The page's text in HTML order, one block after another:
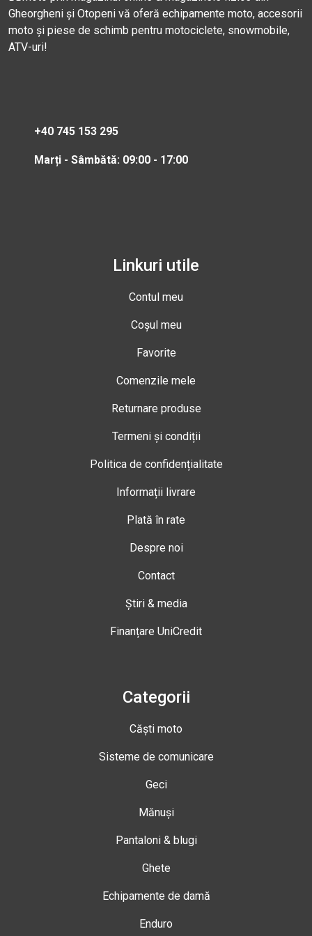
Gheorgheni și Otopeni vă oferă echipamente moto, accesorii
moto și piese de schimb pentru motociclete, snowmobile,
ATV-uri!
+40 745 153 295
Marți - Sâmbătă: 09:00 - 17:00
Linkuri utile
Contul meu
Coșul meu
Favorite
Comenzile mele
Returnare produse
Termeni și condiții
Politica de confidențialitate
Informații livrare
Plată în rate
Despre noi
Contact
Știri & media
Finanțare UniCredit
Categorii
Căști moto
Sisteme de comunicare
Geci
Mănuși
Pantaloni & blugi
Ghete
Echipamente de damă
Enduro